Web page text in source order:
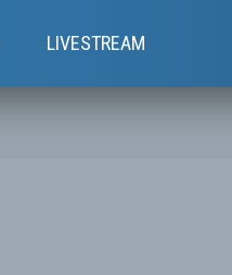
LIVESTREAM